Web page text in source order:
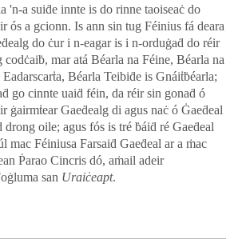
'n-a suiḋe innte is do rinne taoiseaċ do
ós a gcionn. Is ann sin tug Féinius fá deara
do ċur i n-eagar is i n-orduġaḋ do réir
codċaiḃ, mar atá Béarla na Féine, Béarla na
Béarla Teibiḋe is Gnáiṫḃéarla;
go cinnte uaiḋ féin, da réir sin gonaḋ ó
ġairmṫear Gaeḋealg di agus naċ ó Ġaeḋeal
drong oile; agus fós is tré ḃáiḋ ré Gaeḋeal
mac Féiniusa Farsaiḋ Gaeḋeal ar a ṁac
Ṗarao Cincris dó, aṁail adeir
san Uraiċeapt.